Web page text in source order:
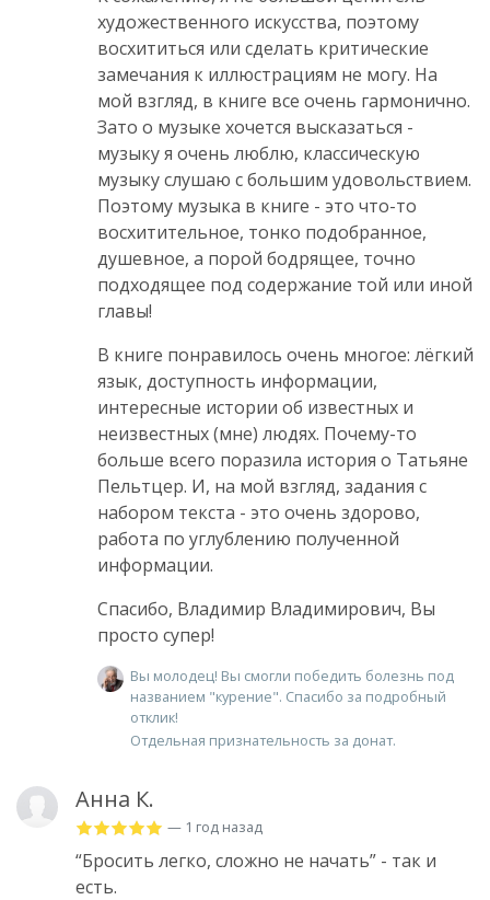
художественного искусства, поэтому
восхититься или сделать критические
замечания к иллюстрациям не могу. На
мой взгляд, в книге все очень гармонично.
Зато о музыке хочется высказаться -
музыку я очень люблю, классическую
музыку слушаю с большим удовольствием.
Поэтому музыка в книге - это что-то
восхитительное, тонко подобранное,
душевное, а порой бодрящее, точно
подходящее под содержание той или иной
главы!
В книге понравилось очень многое: лёгкий
язык, доступность информации,
интересные истории об известных и
неизвестных (мне) людях. Почему-то
больше всего поразила история о Татьяне
Пельтцер. И, на мой взгляд, задания с
набором текста - это очень здорово,
работа по углублению полученной
информации.
Спасибо, Владимир Владимирович, Вы
просто супер!
Вы молодец! Вы смогли победить болезнь под
названием "курение". Спасибо за подробный
отклик!
Отдельная признательность за донат.
Анна К.
— 1 год назад
“Бросить легко, сложно не начать” - так и
есть.